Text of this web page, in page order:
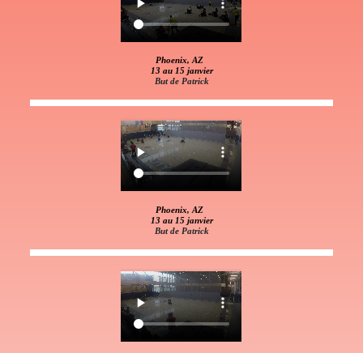
Phoenix, AZ
13 au 15 janvier
But de Patrick
Phoenix, AZ
13 au 15 janvier
But de Patrick